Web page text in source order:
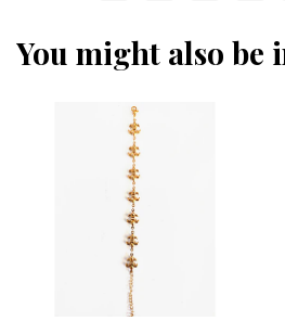
You might also be